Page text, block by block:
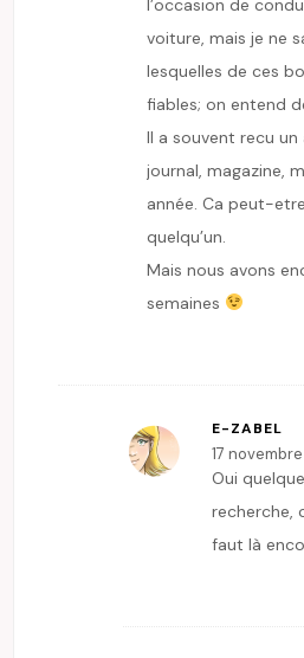
l’occasion de
voiture, mais je ne
lesquelles de ces
fiables; on entend
Il a souvent recu
journal, magazine,
année. Ca peut-
quelqu’un.
Mais nous avons
semaines
E-ZABEL
17
Oui
recherche,
faut là